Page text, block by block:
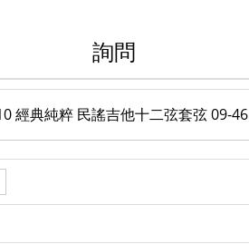
詢問
經典純粹 民謠吉他十二弦套弦 09-46